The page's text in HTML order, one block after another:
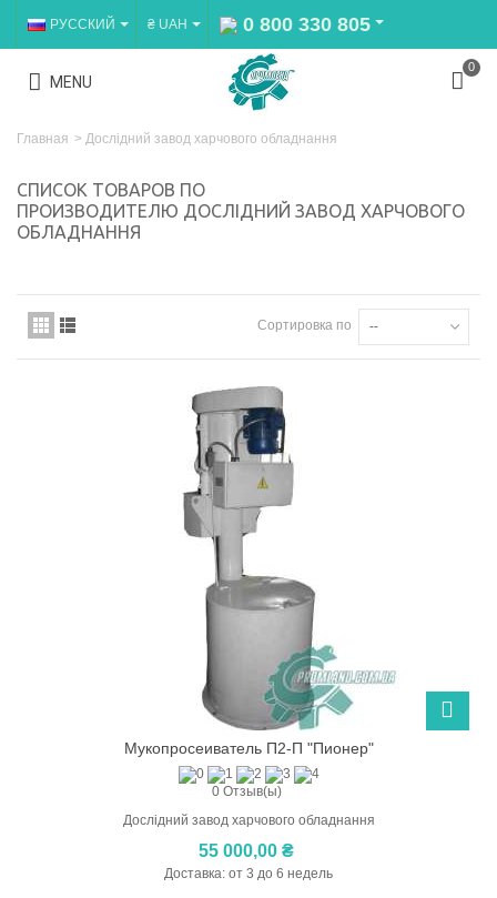
РУССКИЙ ₴ UAH 0 800 330 805
MENU
0
Главная > Дослідний завод харчового обладнання
СПИСОК ТОВАРОВ ПО
ПРОИЗВОДИТЕЛЮ ДОСЛІДНИЙ ЗАВОД ХАРЧОВОГО
ОБЛАДНАННЯ
Сортировка по --
Мукопросеиватель П2-П "Пионер"
0 Отзыв(ы)
Дослідний завод харчового обладнання
55 000,00 ₴
Доставка: от 3 до 6 недель